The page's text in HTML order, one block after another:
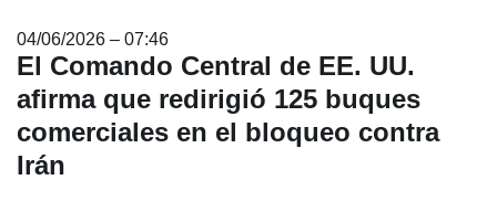
04/06/2026 – 07:46
El Comando Central de EE. UU.
afirma que redirigió 125 buques
comerciales en el bloqueo contra
Irán